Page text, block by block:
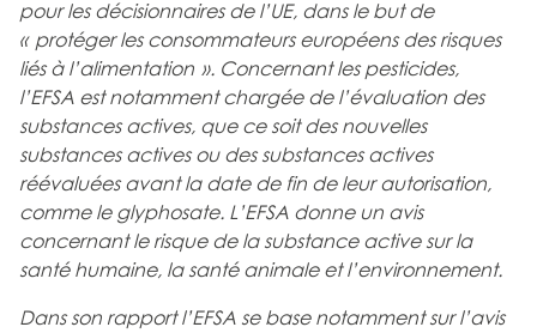
pour les décisionnaires de l’UE, dans le but de
« protéger les consommateurs européens des risques
liés à l’alimentation ». Concernant les pesticides,
l’EFSA est notamment chargée de l’évaluation des
substances actives, que ce soit des nouvelles
substances actives ou des substances actives
réévaluées avant la date de fin de leur autorisation,
comme le glyphosate. L’EFSA donne un avis
concernant le risque de la substance active sur la
santé humaine, la santé animale et l’environnement.
Dans son rapport l’EFSA se base notamment sur l’avis